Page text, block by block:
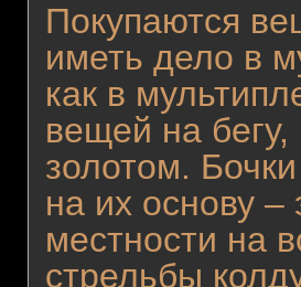
Покупаются
иметь дело в
как в
вещей на
золотом.
на их основу
местности на
стрельбы